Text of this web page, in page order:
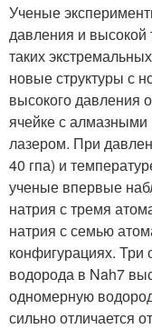
Ученые
давления и
таких
новые структуры с
высокого давления
ячейке с алмазными
лазером. При
40 гпа) и
ученые впервые
натрия с тремя
натрия с семью
конфигурациях. Три
водорода в Nah7
одномерную
сильно отличается